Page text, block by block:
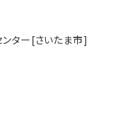
ター[さいたま市]